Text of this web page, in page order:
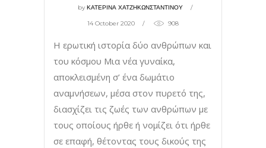
byΚΑΤΕΡΙΝΑ ΧΑΤΖΗΚΩΝΣΤΑΝΤΙΝΟΥ
14 October 2020 908
Η ερωτική ιστορία δύο ανθρώπων και
του κόσμου Μια νέα γυναίκα,
αποκλεισμένη σ’ ένα δωμάτιο
αναμνήσεων, μέσα στον πυρετό της,
διασχίζει τις ζωές των ανθρώπων με
τους οποίους ήρθε ή νομίζει ότι ήρθε
σε επαφή, θέτοντας τους δικούς της